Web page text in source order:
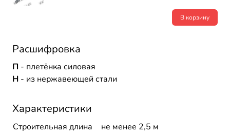
В корзину
Расшифровка
П - плетёнка силовая
Н - из нержавеющей стали
Характеристики
Строительная длина
не менее 2,5 м